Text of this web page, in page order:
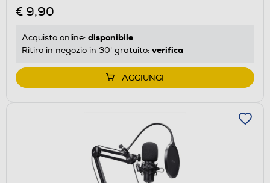
€ 9,90
Acquisto online: disponibile
Ritiro in negozio in 30' gratuito: verifica
AGGIUNGI